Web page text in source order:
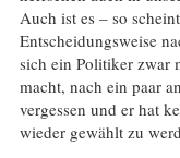
Auch ist es – so
Entscheidungsweise
sich ein Politiker zwar
macht, nach ein paar
vergessen und er hat
wieder gewählt zu